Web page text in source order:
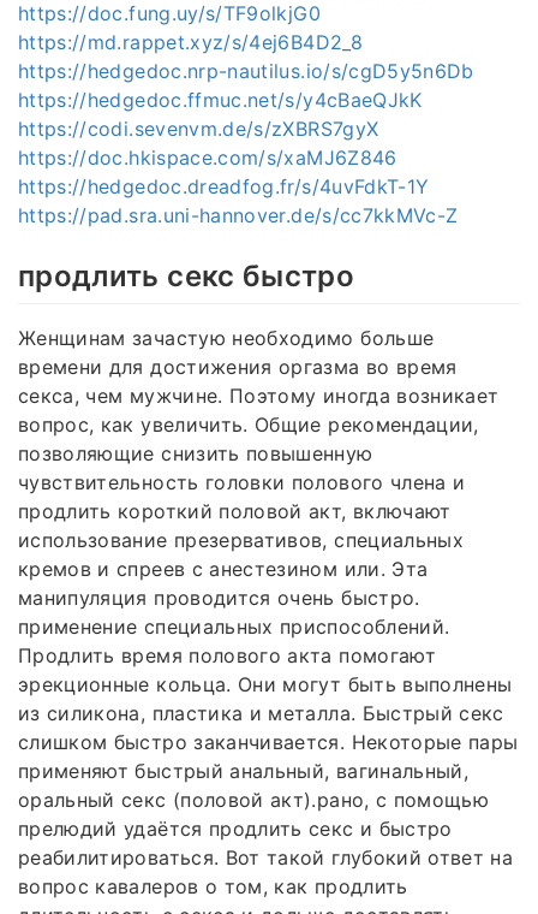
https://doc.fung.uy/s/TF9olkjG0
https://md.rappet.xyz/s/4ej6B4D2_8
https://hedgedoc.nrp-nautilus.io/s/cgD5y5n6Db
https://hedgedoc.ffmuc.net/s/y4cBaeQJkK
https://codi.sevenvm.de/s/zXBRS7gyX
https://doc.hkispace.com/s/xaMJ6Z846
https://hedgedoc.dreadfog.fr/s/4uvFdkT-1Y
https://pad.sra.uni-hannover.de/s/cc7kkMVc-Z
продлить секс быстро
Женщинам зачастую необходимо больше
времени для достижения оргазма во время
секса, чем мужчине. Поэтому иногда возникает
вопрос, как увеличить. Общие рекомендации,
позволяющие снизить повышенную
чувствительность головки полового члена и
продлить короткий половой акт, включают
использование презервативов, специальных
кремов и спреев с анестезином или. Эта
манипуляция проводится очень быстро.
применение специальных приспособлений.
Продлить время полового акта помогают
эрекционные кольца. Они могут быть выполнены
из силикона, пластика и металла. Быстрый секс
слишком быстро заканчивается. Некоторые пары
применяют быстрый анальный, вагинальный,
оральный секс (половой акт).рано, с помощью
прелюдий удаётся продлить секс и быстро
реабилитироваться. Вот такой глубокий ответ на
вопрос кавалеров о том, как продлить